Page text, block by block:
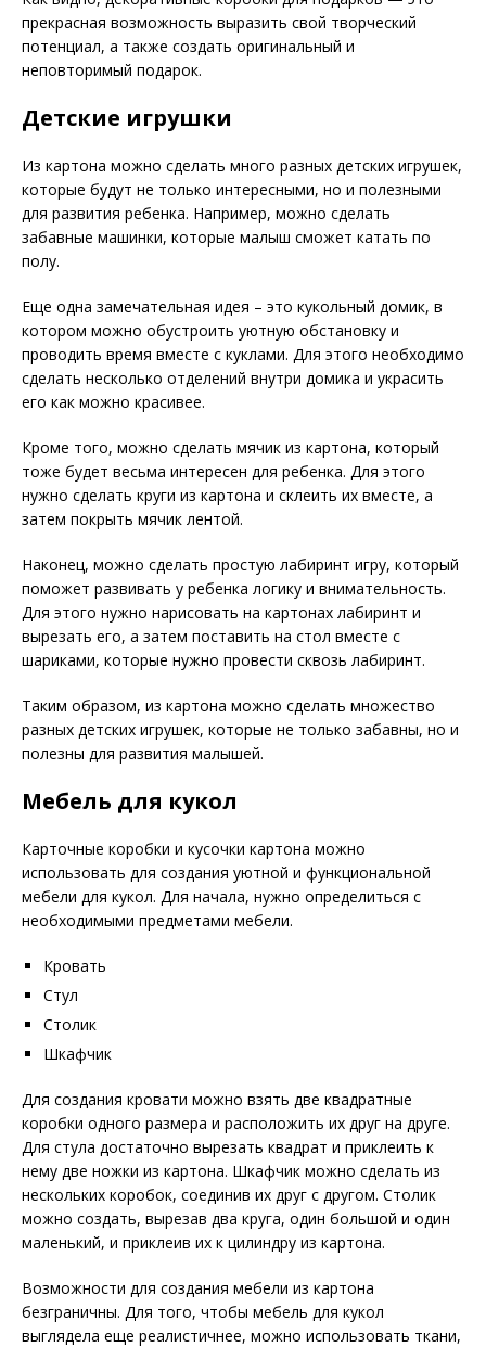
прекрасная возможность выразить свой творческий
потенциал, а также создать оригинальный и
неповторимый подарок.
Детские игрушки
Из картона можно сделать много разных детских игрушек,
которые будут не только интересными, но и полезными
для развития ребенка. Например, можно сделать
забавные машинки, которые малыш сможет катать по
полу.
Еще одна замечательная идея – это кукольный домик, в
котором можно обустроить уютную обстановку и
проводить время вместе с куклами. Для этого необходимо
сделать несколько отделений внутри домика и украсить
его как можно красивее.
Кроме того, можно сделать мячик из картона, который
тоже будет весьма интересен для ребенка. Для этого
нужно сделать круги из картона и склеить их вместе, а
затем покрыть мячик лентой.
Наконец, можно сделать простую лабиринт игру, который
поможет развивать у ребенка логику и внимательность.
Для этого нужно нарисовать на картонах лабиринт и
вырезать его, а затем поставить на стол вместе с
шариками, которые нужно провести сквозь лабиринт.
Таким образом, из картона можно сделать множество
разных детских игрушек, которые не только забавны, но и
полезны для развития малышей.
Мебель для кукол
Карточные коробки и кусочки картона можно
использовать для создания уютной и функциональной
мебели для кукол. Для начала, нужно определиться с
необходимыми предметами мебели.
Кровать
Стул
Столик
Шкафчик
Для создания кровати можно взять две квадратные
коробки одного размера и расположить их друг на друге.
Для стула достаточно вырезать квадрат и приклеить к
нему две ножки из картона. Шкафчик можно сделать из
нескольких коробок, соединив их друг с другом. Столик
можно создать, вырезав два круга, один большой и один
маленький, и приклеив их к цилиндру из картона.
Возможности для создания мебели из картона
безграничны. Для того, чтобы мебель для кукол
выглядела еще реалистичнее, можно использовать ткани,